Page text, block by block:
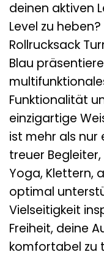
deinen aktiven
Level zu
Rollrucksack
Blau
Funktionalität
einzigartige
ist mehr als nur
treuer
Yoga, Klettern,
optimal
Vielseitigkeit
Freiheit, deine
komfortabel zu